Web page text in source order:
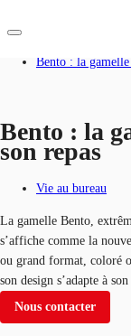
Blog
Données
NxT
Flex & Co-
Favoris
Nous contacter
Bento : la
Bento : la
son repas
Vie au bureau
La gamelle Bento,
s’affiche comme la
ou grand format, coloré
son design s’adapte à
Nous contacter